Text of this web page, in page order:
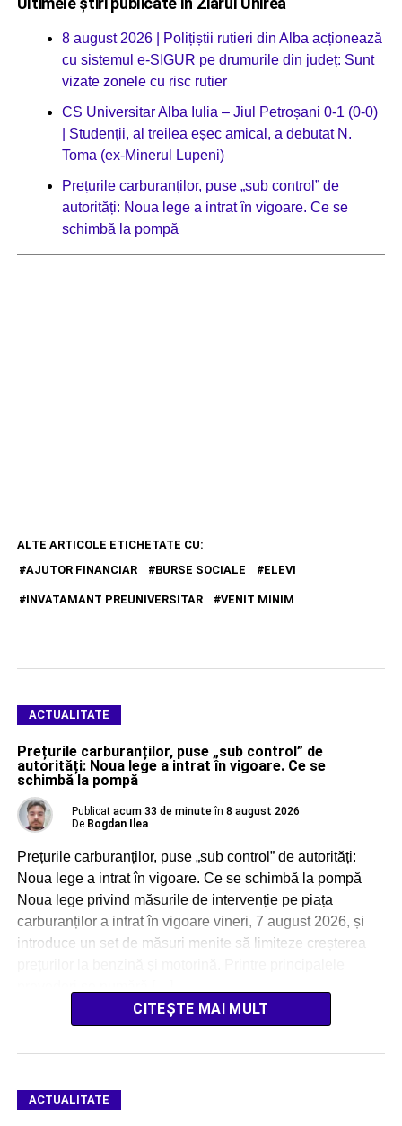
8 august 2026 | Polițiștii rutieri din Alba acționează
cu sistemul e-SIGUR pe drumurile din județ: Sunt
vizate zonele cu risc rutier
CS Universitar Alba Iulia – Jiul Petroșani 0-1 (0-0)
| Studenții, al treilea eșec amical, a debutat N.
Toma (ex-Minerul Lupeni)
Prețurile carburanților, puse „sub control” de
autorități: Noua lege a intrat în vigoare. Ce se
schimbă la pompă
ALTE ARTICOLE ETICHETATE CU:
AJUTOR FINANCIAR
BURSE SOCIALE ELEVI
INVATAMANT PREUNIVERSITAR VENIT MINIM
ACTUALITATE
Prețurile carburanților, puse „sub control” de
autorități: Noua lege a intrat în vigoare. Ce se
schimbă la pompă
Publicat acum 33 de minute în 8 august 2026
De Bogdan Ilea
Prețurile carburanților, puse „sub control” de autorități:
Noua lege a intrat în vigoare. Ce se schimbă la pompă
Noua lege privind măsurile de intervenție pe piața
carburanților a intrat în vigoare vineri, 7 august 2026, și
introduce un set de măsuri menite să limiteze creșterea
CITEȘTE MAI MULT
ACTUALITATE